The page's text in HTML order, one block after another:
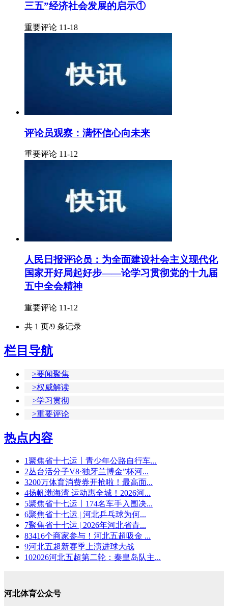
三五”经济社会发展的启示①
重要评论 11-18
评论员观察：满怀信心向未来
重要评论 11-12
人民日报评论员：为全面建设社会主义现代化
国家开好局起好步——论学习贯彻党的十九届
五中全会精神
重要评论 11-12
共 1 页/9 条记录
栏目导航
>要闻聚焦
>权威解读
>学习贯彻
>重要评论
热点内容
1聚焦省十七运丨青少年公路自行车...
2丛台活分子V8·独牙兰博金”杯河...
3200万体育消费券开抢啦！最高面...
4扬帆渤海湾 运动惠全城！2026河...
5聚焦省十七运丨174名车手入围决...
6聚焦省十七运 | 河北乒乓球为何...
7聚焦省十七运 | 2026年河北省青...
83416个商家参与！河北五超吸金 ...
9河北五超新赛季上演进球大战
102026河北五超第二轮：秦皇岛队主...
河北体育公众号